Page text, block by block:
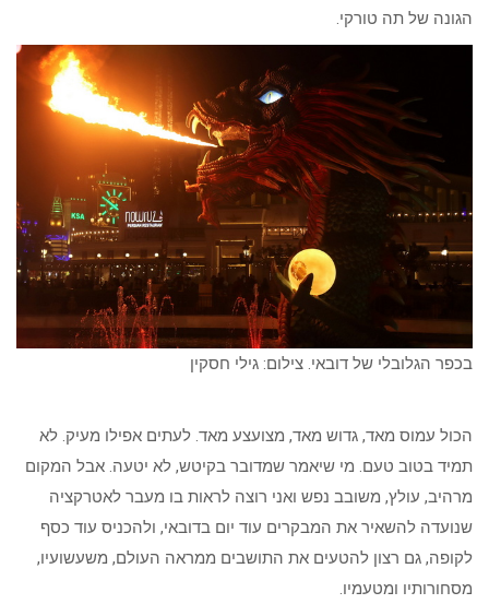
הגונה של תה טורקי.
בכפר הגלובלי של דובאי. צילום: גילי חסקין
הכול עמוס מאד, גדוש מאד, מצועצע מאד. לעתים אפילו מעיק. לא
תמיד בטוב טעם. מי שיאמר שמדובר בקיטש, לא יטעה. אבל המקום
מרהיב, עולץ, משובב נפש ואני רוצה לראות בו מעבר לאטרקציה
שנועדה להשאיר את המבקרים עוד יום בדובאי, ולהכניס עוד כסף
לקופה, גם רצון להטעים את התושבים ממראה העולם, משעשועיו,
מסחורותיו ומטעמיו.